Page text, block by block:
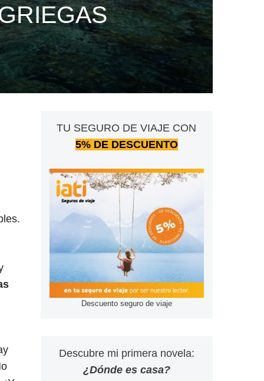
TU SEGURO DE VIAJE CON
5% DE DESCUENTO
Descuento seguro de viaje
Descubre mi primera novela:
¿Dónde es casa?